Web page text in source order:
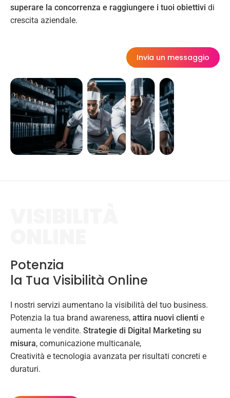
superare la concorrenza e raggiungere i tuoi obiettivi di
crescita aziendale.
Invia un messaggio
Potenzia
la Tua Visibilità Online
I nostri servizi aumentano la visibilità del tuo business.
Potenzia la tua brand awareness, attira nuovi clienti e
aumenta le vendite. Strategie di Digital Marketing su
misura, comunicazione multicanale,
Creatività e tecnologia avanzata per risultati concreti e
duraturi.